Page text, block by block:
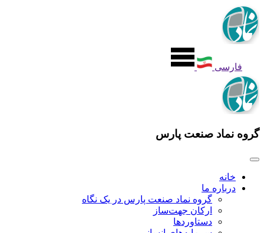
فارسی
گروه نماد صنعت پارس
خانه
درباره ما
گروه نماد صنعت پارس در یک نگاه
ارکان جهت‌ساز
دستاوردها